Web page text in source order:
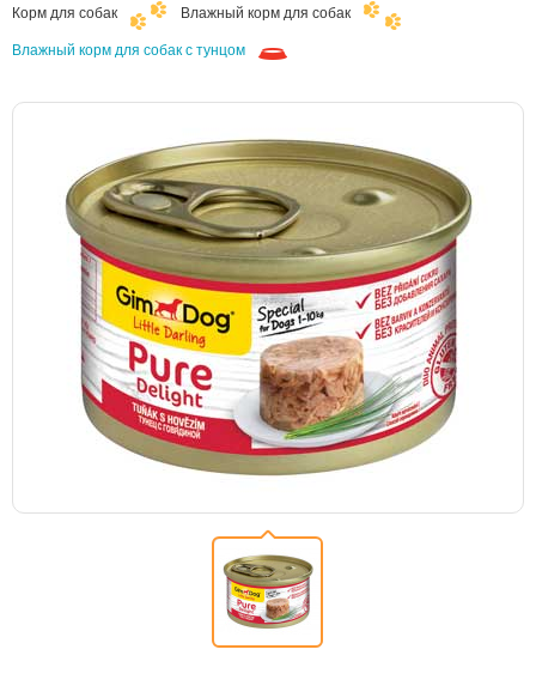
Корм для собак Влажный корм для собак
Влажный корм для собак с тунцом